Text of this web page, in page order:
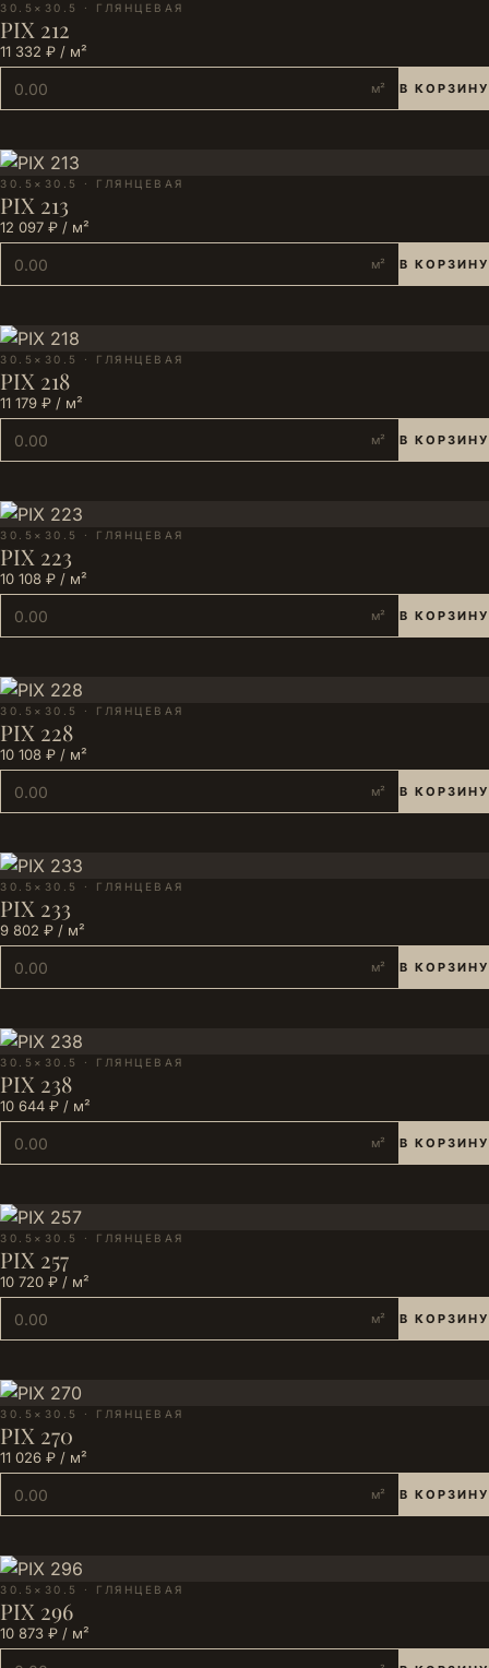
30.5×30.5 · ГЛЯНЦЕВАЯ
PIX 212
11 332 ₽ / м²
м² В КОРЗИНУ
30.5×30.5 · ГЛЯНЦЕВАЯ
PIX 213
12 097 ₽ / м²
м² В КОРЗИНУ
30.5×30.5 · ГЛЯНЦЕВАЯ
PIX 218
11 179 ₽ / м²
м² В КОРЗИНУ
30.5×30.5 · ГЛЯНЦЕВАЯ
PIX 223
10 108 ₽ / м²
м² В КОРЗИНУ
30.5×30.5 · ГЛЯНЦЕВАЯ
PIX 228
10 108 ₽ / м²
м² В КОРЗИНУ
30.5×30.5 · ГЛЯНЦЕВАЯ
PIX 233
9 802 ₽ / м²
м² В КОРЗИНУ
30.5×30.5 · ГЛЯНЦЕВАЯ
PIX 238
10 644 ₽ / м²
м² В КОРЗИНУ
30.5×30.5 · ГЛЯНЦЕВАЯ
PIX 257
10 720 ₽ / м²
м² В КОРЗИНУ
30.5×30.5 · ГЛЯНЦЕВАЯ
PIX 270
11 026 ₽ / м²
м² В КОРЗИНУ
30.5×30.5 · ГЛЯНЦЕВАЯ
PIX 296
10 873 ₽ / м²